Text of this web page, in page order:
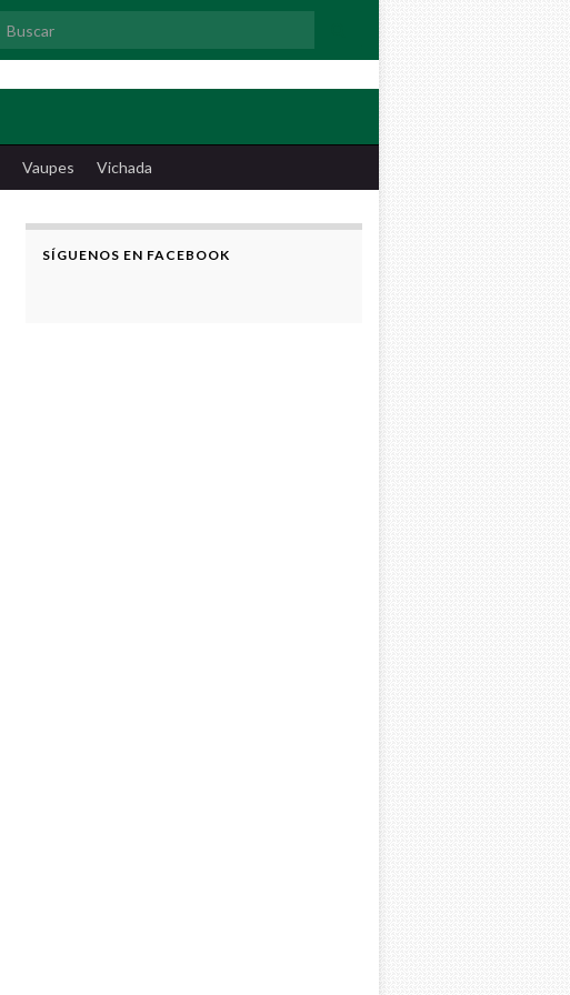
Search for:
Vaupes Vichada
SÍGUENOS EN FACEBOOK